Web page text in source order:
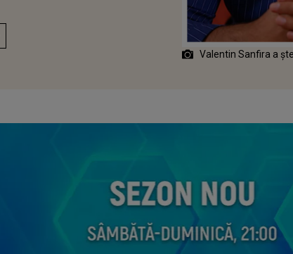
Valentin Sanfira a